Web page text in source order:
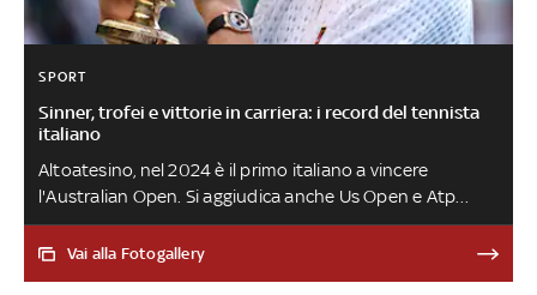
SPORT
Sinner, trofei e vittorie in carriera: i record del tennista
italiano
Altoatesino, nel 2024 è il primo italiano a vincere
l'Australian Open. Si aggiudica anche Us Open e Atp
Finals. Nel 2025 si riconferma a Melbourne, prima
della sospensione per il caso Clostebol. Nello stesso
Vai alla Fotogallery